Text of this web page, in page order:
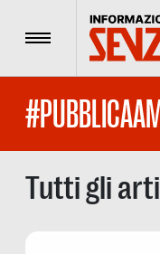
Menu
Tutti gli